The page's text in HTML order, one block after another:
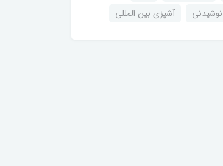
نوشیدنی آشپزی بین المللی